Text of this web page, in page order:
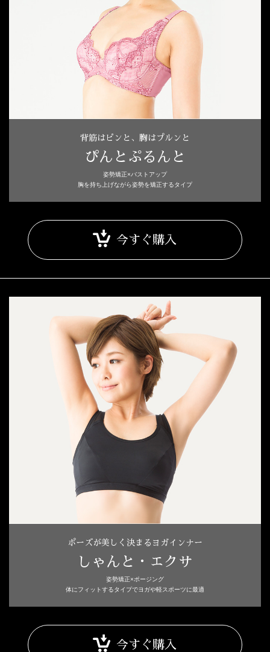
背筋はピンと、胸はプルンと
ぴんとぷるんと
姿勢矯正×バストアップ
胸を持ち上げながら姿勢を矯正するタイプ
今すぐ購入
ポーズが美しく決まるヨガインナー
しゃんと・エクサ
姿勢矯正×ポージング
体にフィットするタイプでヨガや軽スポーツに最適
今すぐ購入